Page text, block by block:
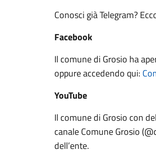
Conosci già Telegram?
Facebook
Il comune di Grosio ha
oppure accedendo qui:
YouTube
Il comune di Grosio con
canale Comune Grosio
dell’ente.